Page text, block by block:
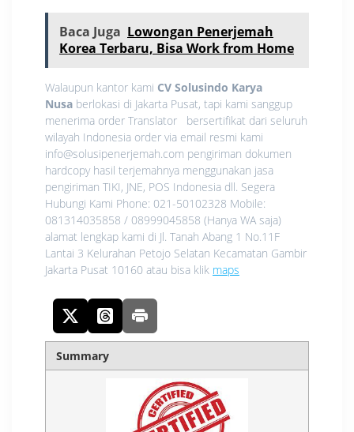
Baca Juga Lowongan Penerjemah
Korea Terbaru, Bisa Work from Home
Walaupun kantor kami CV Solusindo Karya
Nusa berlokasi di Jakarta Pusat, tapi kami sanggup
menerima order Translator bersertifikat dari seluruh
wilayah Indonesia order via email resmi kami
info@solusipenerjemah.com pengiriman dokumen
hardcopy hasil terjemahnya menggunakan jasa
pengiriman TIKI, JNE, POS Indonesia dll. Segera
Hubungi Kami Phone: 021-50102328 Mobile:
081314035858 / 08999045858 (Hanya WA saja)
alamat lengkap kami di Jl. Tanah Abang 1 No.11F
Lantai 3 Kelurahan Petojo Selatan Kecamatan Gambir
Jakarta Pusat 10160 atau bisa klik maps
Summary